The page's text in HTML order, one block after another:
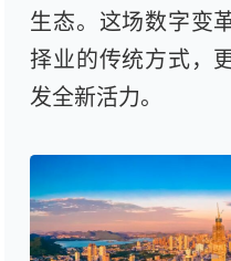
生态。这场数字变
择业的传统方式，
发全新活力。